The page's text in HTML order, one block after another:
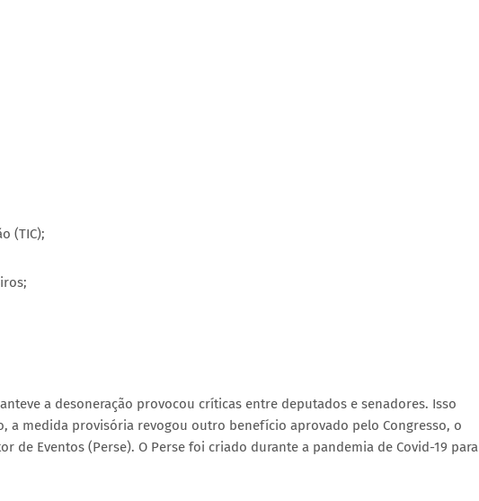
(TIC);
a desoneração provocou críticas entre deputados e senadores. Isso
a medida provisória revogou outro benefício aprovado pelo Congresso, o
de Eventos (Perse). O Perse foi criado durante a pandemia de Covid-19 para